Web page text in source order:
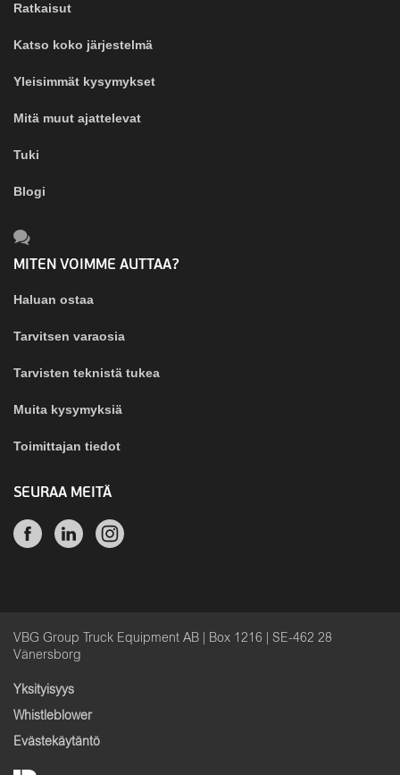
Ratkaisut
Katso koko järjestelmä
Yleisimmät kysymykset
Mitä muut ajattelevat
Tuki
Blogi
MITEN VOIMME AUTTAA?
Haluan ostaa
Tarvitsen varaosia
Tarvisten teknistä tukea
Muita kysymyksiä
Toimittajan tiedot
SEURAA MEITÄ
VBG Group Truck Equipment AB | Box 1216 | SE-462 28
Vänersborg
Yksityisyys
Whistleblower
Evästekäytäntö